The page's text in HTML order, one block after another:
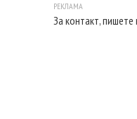
За контакт, пишете